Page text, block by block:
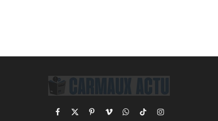
Facebook
X
PinterestVimeoWhatsApp
TikTokInstagram